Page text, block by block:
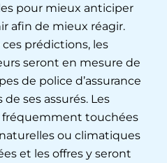
pour mieux anticiper
afin de mieux réagir.
prédictions, les
seront en mesure de
de police d’assurance
ses assurés. Les
fréquemment touchées
ou climatiques
et les offres y seront